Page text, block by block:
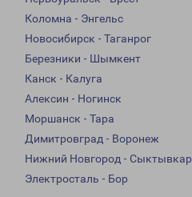
Коломна - Энгельс
Новосибирск - Таганрог
Березники - Шымкент
Канск - Калуга
Алексин - Ногинск
Моршанск - Тара
Димитровград - Воронеж
Нижний Новгород - Сыктывкар
Электросталь - Бор